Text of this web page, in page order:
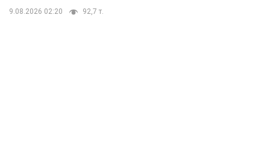
9.08.2026 02:20 92,7 т.